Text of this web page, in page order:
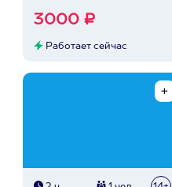
3000 ₽
Работает сейчас